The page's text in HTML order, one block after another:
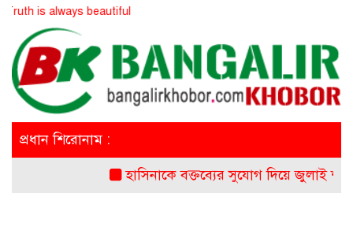
beautiful
প্রধান শিরোনাম :
হাসিনাকে বক্তব্যের সুযোগ দিয়ে জুলাই